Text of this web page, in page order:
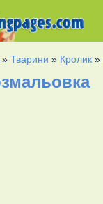
»Тварини » Кролик »